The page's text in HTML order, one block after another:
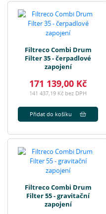
Filtreco Combi Drum
Filter 35 - čerpadlové
zapojení
171 139,00 Kč
141 437,19 Kč bez DPH
Přidat do košíku
Filtreco Combi Drum
Filter 55 - gravitační
zapojení